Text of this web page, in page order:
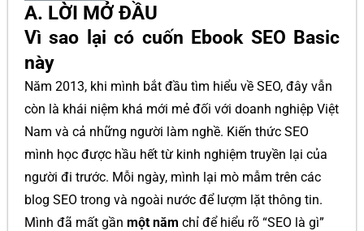
A. LỜI MỞ ĐẦU
Vì sao lại có cuốn Ebook SEO Basic
này
Năm 2013, khi mình bắt đầu tìm hiểu về SEO, đây vẫn
còn là khái niệm khá mới mẻ đối với doanh nghiệp Việt
Nam và cả những người làm nghề. Kiến thức SEO
mình học được hầu hết từ kinh nghiệm truyền lại của
người đi trước. Mỗi ngày, mình lại mò mẫm trên các
blog SEO trong và ngoài nước để lượm lặt thông tin.
Mình đã mất gần một năm chỉ để hiểu rõ “SEO là gì”